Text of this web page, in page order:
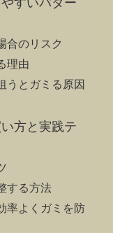
合のリスク
理由
うとガミる原因
方と実践テ
する方法
率よくガミを防